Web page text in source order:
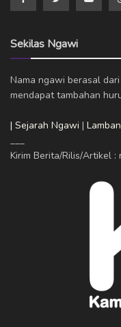
Sekilas Ngawi
Nama ngawi berasal
mendapat tambahan
| Sejarah Ngawi |
Kirim Berita/Rilis/Artikel :